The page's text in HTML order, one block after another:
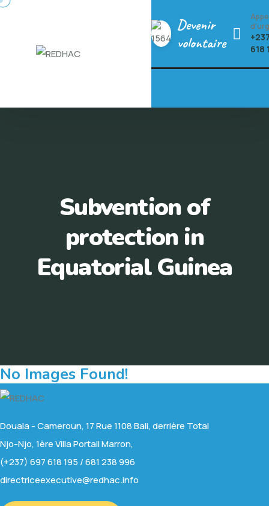
Skip
Devenir
volontaire
618
Subvention of
protection in
Equatorial Guinea
No Images Found!
Douala - Cameroun, 17 Rue 1108 Bali, derrière Total
Njo-Njo, 1ère Villa Portail Marron,
(+237) 697 618 195 / 681 238 996
directriceexecutive@redhac.info